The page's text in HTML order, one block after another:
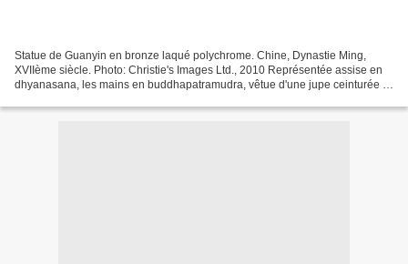
Statue de Guanyin en bronze laqué polychrome. Chine, Dynastie Ming,
XVIIème siècle. Photo: Christie's Images Ltd., 2010 Représentée assise en
dhyanasana, les mains en buddhapatramudra, vêtue d'une jupe ceinturée à